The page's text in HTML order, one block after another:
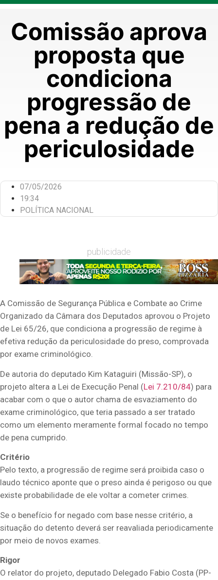
Comissão aprova
proposta que
condiciona
progressão de
pena a redução de
periculosidade
07/05/2026
19:34
POLÍTICA NACIONAL
publicidade
A Comissão de Segurança Pública e Combate ao Crime
Organizado da Câmara dos Deputados aprovou o Projeto
de Lei 65/26, que condiciona a progressão de regime à
efetiva redução da periculosidade do preso, comprovada
por exame criminológico.
De autoria do deputado Kim Kataguiri (Missão-SP), o
projeto altera a Lei de Execução Penal (Lei 7.210/84) para
acabar com o que o autor chama de esvaziamento do
exame criminológico, que teria passado a ser tratado
como um elemento meramente formal focado no tempo
de pena cumprido.
Critério
Pelo texto, a progressão de regime será proibida caso o
laudo técnico aponte que o preso ainda é perigoso ou que
existe probabilidade de ele voltar a cometer crimes.
Se o benefício for negado com base nesse critério, a
situação do detento deverá ser reavaliada periodicamente
por meio de novos exames.
Rigor
O relator do projeto, deputado Delegado Fabio Costa (PP-